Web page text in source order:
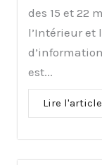
des 15 et 22
l’Intérieur et
est...
Lire l'article